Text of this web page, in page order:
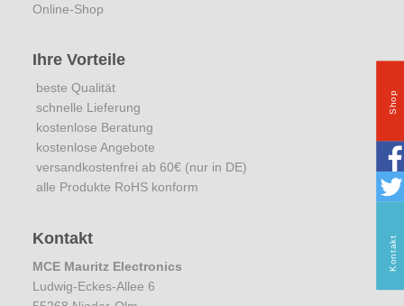
Online-Shop
Ihre Vorteile
beste Qualität
schnelle Lieferung
kostenlose Beratung
kostenlose Angebote
versandkostenfrei ab 60€ (nur in DE)
alle Produkte RoHS konform
Kontakt
MCE Mauritz Electronics
Ludwig-Eckes-Allee 6
Shop
Kontakt